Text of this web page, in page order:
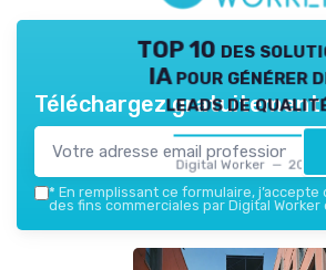
TOP 10 des
IA pour générer
leads de
Digital Worker — 2026
Téléchargez gratuitement
* En remplissant ce formulaire, j’accepte
des fins commerciales par Digital Worker